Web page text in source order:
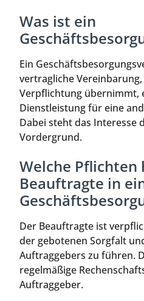
Was ist ein
Ein
vertragliche
Verpflichtung übernimmt,
Dienstleistung für eine
Dabei steht das Interesse
Vordergrund.
Welche Pflichten
Beauftragte in
Der Beauftragte ist
der gebotenen Sorgfalt
Auftraggebers zu führen.
regelmäßige
Auftraggeber.